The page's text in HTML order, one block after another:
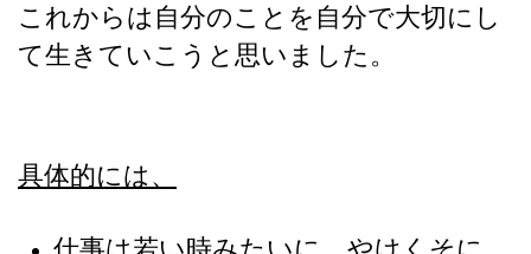
これからは自分のことを自分で大切にし
て生きていこうと思いました。
具体的には、